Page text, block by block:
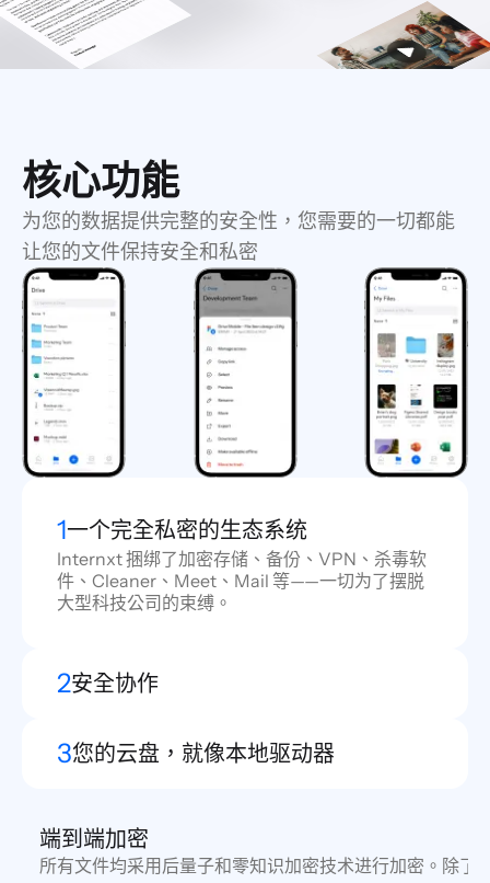
核心功能
为您的数据提供完整的安全性，您需要的一切都能
让您的文件保持安全和私密
1一个完全私密的生态系统
Internxt 捆绑了加密存储、备份、VPN、杀毒软
件、Cleaner、Meet、Mail 等——一切为了摆脱
大型科技公司的束缚。
2安全协作
3您的云盘，就像本地驱动器
端到端加密
所有文件均采用后量子和零知识加密技术进行加密。除